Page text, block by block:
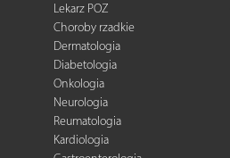
Lekarz POZ
Choroby rzadkie
Dermatologia
Diabetologia
Onkologia
Neurologia
Reumatologia
Kardiologia